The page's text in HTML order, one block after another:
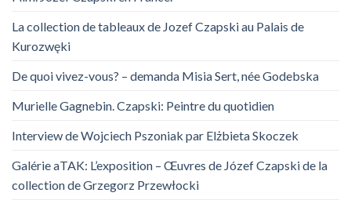
La collection de tableaux de Jozef Czapski au Palais de
Kurozwęki
De quoi vivez-vous? – demanda Misia Sert, née Godebska
Murielle Gagnebin. Czapski: Peintre du quotidien
Interview de Wojciech Pszoniak par Elżbieta Skoczek
Galérie aTAK: L’exposition – Œuvres de Józef Czapski de la
collection de Grzegorz Przewłocki